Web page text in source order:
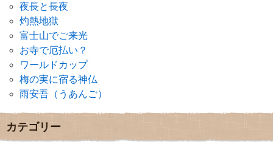
夜長と長夜
灼熱地獄
富士山でご来光
お寺で厄払い？
ワールドカップ
梅の実に宿る神仏
雨安吾（うあんご）
カテゴリー